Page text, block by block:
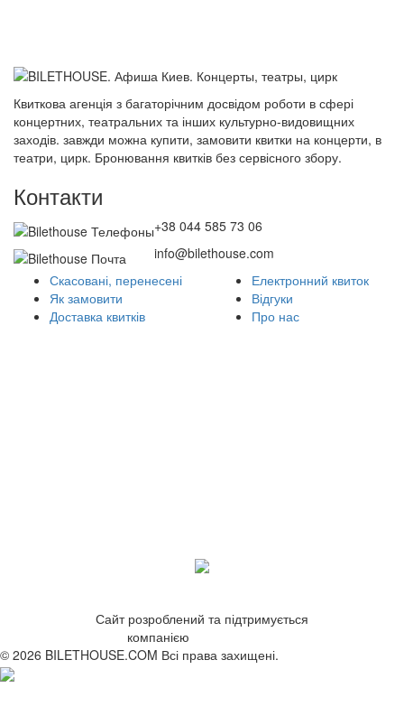
Квиткова агенція з багаторічним досвідом роботи в сфері
концертних, театральних та інших культурно-видовищних
заходів. завжди можна купити, замовити квитки на концерти, в
театри, цирк. Бронювання квитків без сервісного збору.
Контакти
+38 044 585 73 06
info@bilethouse.com
Скасовані, перенесені
Як замовити
Доставка квитків
Електронний квиток
Відгуки
Про нас
Сайт розроблений та підтримується
компанією
© 2026 BILETHOUSE.COM Всі права захищені.